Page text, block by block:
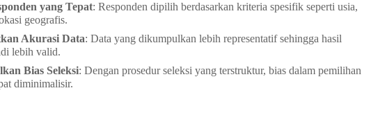
yang Tepat: Responden dipilih berdasarkan kriteria spesifik seperti usia,
geografis.
Akurasi Data: Data yang dikumpulkan lebih representatif sehingga hasil
lebih valid.
Bias Seleksi: Dengan prosedur seleksi yang terstruktur, bias dalam pemilihan
diminimalisir.